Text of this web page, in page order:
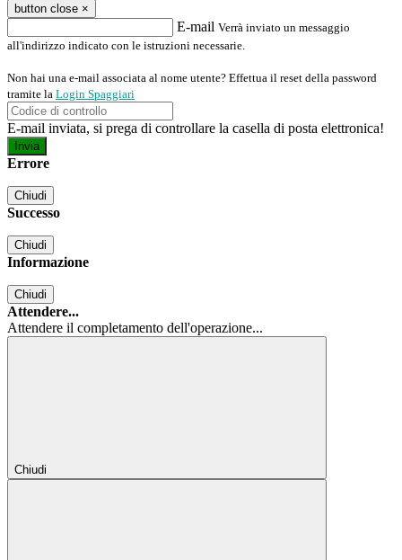
button close ×
E-mail Verrà inviato un messaggio
all'indirizzo indicato con le istruzioni necessarie.
Non hai una e-mail associata al nome utente? Effettua il reset della password
tramite la Login Spaggiari
E-mail inviata, si prega di controllare la casella di posta elettronica!
Errore
Chiudi
Successo
Chiudi
Informazione
Chiudi
Attendere...
Attendere il completamento dell'operazione...
Chiudi